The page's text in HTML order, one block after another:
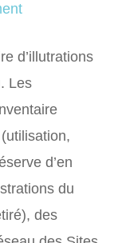
d’illutrations
Les
d’en
du
des